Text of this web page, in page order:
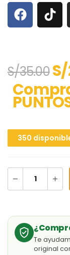
S/35.00S/
350
Te
original